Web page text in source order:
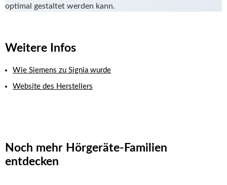
optimal gestaltet werden kann.
Weitere Infos
Wie Siemens zu Signia wurde
Website des Herstellers
Noch mehr Hörgeräte-Familien
entdecken